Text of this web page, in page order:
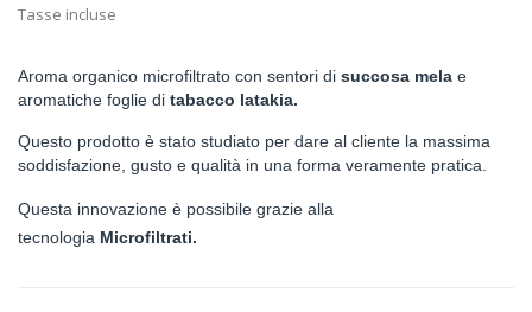
Tasse incluse
Aroma organico microfiltrato con sentori di succosa mela e
aromatiche foglie di tabacco latakia.
Questo prodotto è stato studiato per dare al cliente la massima
soddisfazione, gusto e qualità in una forma veramente pratica.
Questa innovazione è possibile grazie alla
tecnologia Microfiltrati.